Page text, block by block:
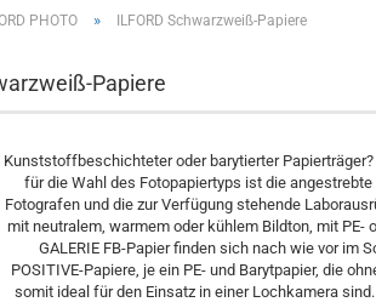
PHOTO » ILFORD Schwarzweiß-Papiere
Papiere
Kunststoffbeschichteter oder barytierter
für die Wahl des Fotopapiertyps ist die
Fotografen und die zur Verfügung stehende
mit neutralem, warmem oder kühlem Bildton, mit PE-
GALERIE FB-Papier finden sich nach wie vor im
POSITIVE-Papiere, je ein PE- und Barytpapier, die
somit ideal für den Einsatz in einer Lochkamera